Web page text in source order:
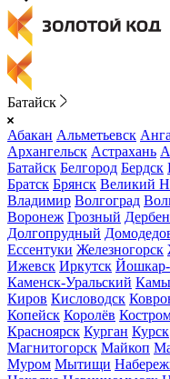
Батайск
Абакан Альметьевск
Архангельск Астрахань
Батайск Белгород Бердск
Братск Брянск Великий
Владимир Волгоград
Воронеж Грозный
Долгопрудный
Ессентуки Железногорск
Ижевск Иркутск
Каменск-Уральский
Киров Кисловодск
Копейск Королёв
Красноярск Курган Курск
Магнитогорск Майкоп
Муром Мытищи